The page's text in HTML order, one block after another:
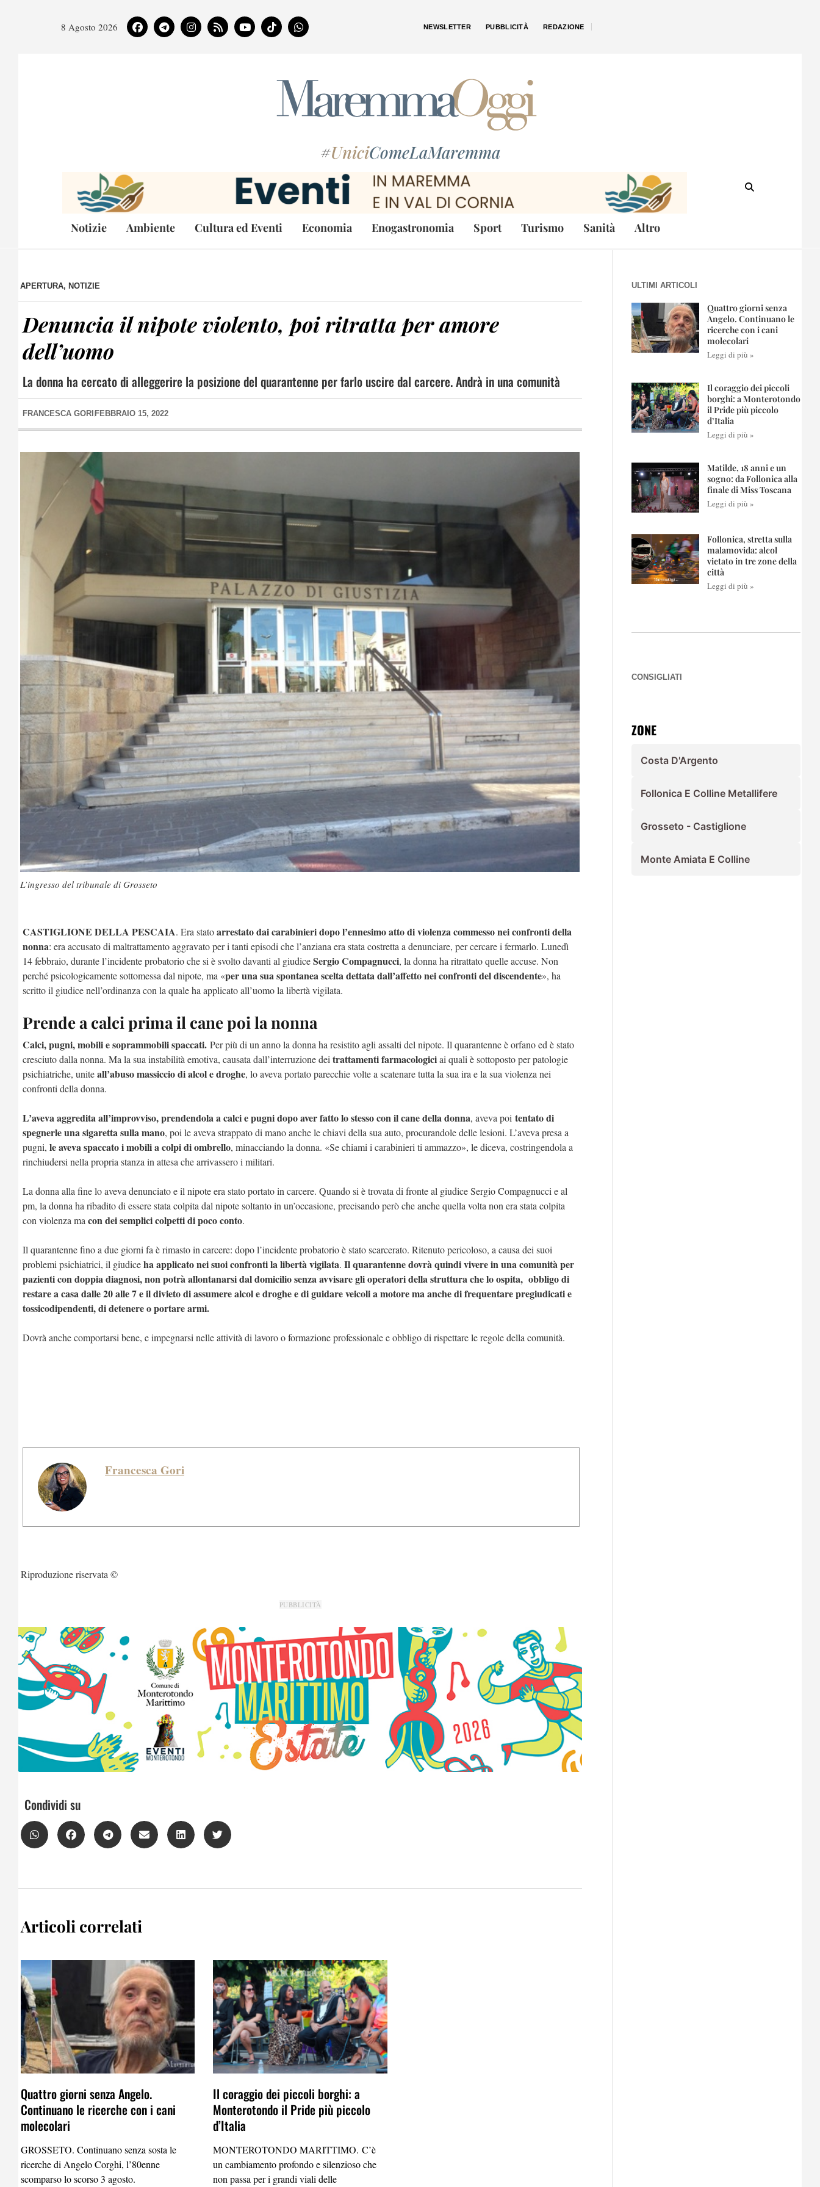
8 Agosto 2026 NEWSLETTER PUBBLICITÀ REDAZIONE
#UniciComeLaMaremma
Notizie Ambiente Cultura ed Eventi Economia Enogastronomia Sport Turismo Sanità Altro
APERTURA, NOTIZIE
Denuncia il nipote violento, poi ritratta per amore
dell’uomo
La donna ha cercato di alleggerire la posizione del quarantenne per farlo uscire dal carcere. Andrà in una comunità
FRANCESCA GORI FEBBRAIO 15, 2022
L’ingresso del tribunale di Grosseto
CASTIGLIONE DELLA PESCAIA. Era statoarrestato dai carabinieri dopo l’ennesimo atto di violenza commesso nei confronti della
nonna: era accusato di maltrattamento aggravato per i tanti episodi che l’anziana era stata costretta a denunciare, per cercare i fermarlo. Lunedì
14 febbraio, durante l’incidente probatorio che si è svolto davanti al giudiceSergio Compagnucci, la donna ha ritrattato quelle accuse. Non
perché psicologicamente sottomessa dal nipote, ma «per una sua spontanea scelta dettata dall’affetto nei confronti del discendente», ha
scritto il giudice nell’ordinanza con la quale ha applicato all’uomo la libertà vigilata.
Prende a calci prima il cane poi la nonna
Calci, pugni, mobili e soprammobili spaccati. Per più di un anno la donna ha resistito agli assalti del nipote. Il quarantenne è orfano ed è stato
cresciuto dalla nonna. Ma la sua instabilità emotiva, causata dall’interruzione dei trattamenti farmacologiciai quali è sottoposto per patologie
psichiatriche, uniteall’abuso massiccio di alcol e droghe, lo aveva portato parecchie volte a scatenare tutta la sua ira e la sua violenza nei
confronti della donna.
L’aveva aggredita all’improvviso, prendendola a calci e pugni dopo aver fatto lo stesso con il cane della donna, aveva poi tentato di
spegnerle una sigaretta sulla mano, poi le aveva strappato di mano anche le chiavi della sua auto, procurandole delle lesioni. L’aveva presa a
pugni, le aveva spaccato i mobili a colpi di ombrello, minacciando la donna. «Se chiami i carabinieri ti ammazzo», le diceva, costringendola a
rinchiudersi nella propria stanza in attesa che arrivassero i militari.
La donna alla fine lo aveva denunciato e il nipote era stato portato in carcere. Quando si è trovata di fronte al giudice Sergio Compagnucci e al
pm, la donna ha ribadito di essere stata colpita dal nipote soltanto in un’occasione, precisando però che anche quella volta non era stata colpita
con violenza ma con dei semplici colpetti di poco conto.
Il quarantenne fino a due giorni fa è rimasto in carcere: dopo l’incidente probatorio è stato scarcerato. Ritenuto pericoloso, a causa dei suoi
problemi psichiatrici, il giudiceha applicato nei suoi confronti la libertà vigilata. Il quarantenne dovrà quindi vivere in una comunità per
pazienti con doppia diagnosi, non potrà allontanarsi dal domicilio senza avvisare gli operatori della struttura che lo ospita, obbligo di
restare a casa dalle 20 alle 7 e il divieto di assumere alcol e droghe e di guidare veicoli a motore ma anche di frequentare pregiudicati e
tossicodipendenti, di detenere o portare armi.
Dovrà anche comportarsi bene, e impegnarsi nelle attività di lavoro o formazione professionale e obbligo di rispettare le regole della comunità.
Francesca Gori
Riproduzione riservata ©
PUBBLICITÀ
Condividi su
Articoli correlati
Quattro giorni senza Angelo.
Continuano le ricerche con i cani
molecolari
GROSSETO. Continuano senza sosta le
ricerche di Angelo Corghi, l’80enne
scomparso lo scorso 3 agosto.
Il coraggio dei piccoli borghi: a
Monterotondo il Pride più piccolo
d’Italia
MONTEROTONDO MARITTIMO. C’è
un cambiamento profondo e silenzioso che
non passa per i grandi viali delle
ULTIMI ARTICOLI
Quattro giorni senza
Angelo. Continuano le
ricerche con i cani
molecolari
Leggi di più »
Il coraggio dei piccoli
borghi: a Monterotondo
il Pride più piccolo
d’Italia
Leggi di più »
Matilde, 18 anni e un
sogno: da Follonica alla
finale di Miss Toscana
Leggi di più »
Follonica, stretta sulla
malamovida: alcol
vietato in tre zone della
città
Leggi di più »
CONSIGLIATI
ZONE
Costa D'Argento
Follonica E Colline Metallifere
Grosseto - Castiglione
Monte Amiata E Colline